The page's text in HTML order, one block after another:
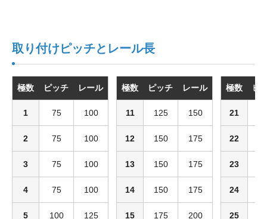
取り付けピッチとレール長
極数 ピッチ レール
1 75 100
2 75 100
3 75 100
4 75 100
5 100 125
極数 ピッチ レール
11 125 150
12 150 175
13 150 175
14 150 175
15 175 200
極数 ピ
21
22
23
24
25